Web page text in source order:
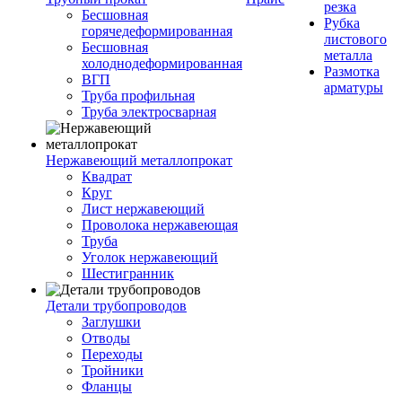
Бесшовная
горячедеформированная
Бесшовная
холоднодеформированная
ВГП
Труба профильная
Труба электросварная
Нержавеющий металлопрокат
Квадрат
Круг
Лист нержавеющий
Проволока нержавеющая
Труба
Уголок нержавеющий
Шестигранник
Детали трубопроводов
Заглушки
Отводы
Переходы
Тройники
Фланцы
резка
Рубка
листового
металла
Размотка
арматуры